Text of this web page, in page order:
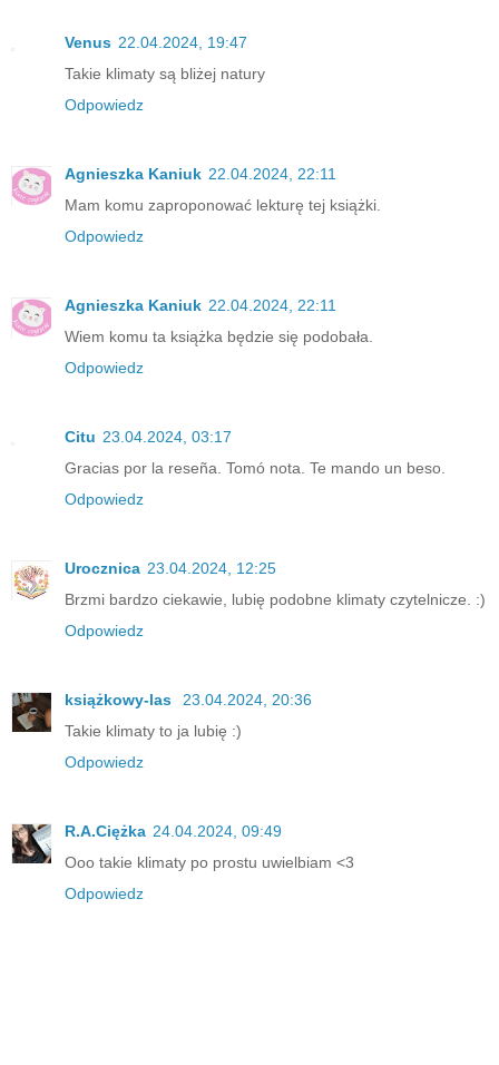
Venus 22.04.2024, 19:47
Takie klimaty są bliżej natury
Odpowiedz
Agnieszka Kaniuk 22.04.2024, 22:11
Mam komu zaproponować lekturę tej książki.
Odpowiedz
Agnieszka Kaniuk 22.04.2024, 22:11
Wiem komu ta książka będzie się podobała.
Odpowiedz
Citu 23.04.2024, 03:17
Gracias por la reseña. Tomó nota. Te mando un beso.
Odpowiedz
Urocznica 23.04.2024, 12:25
Brzmi bardzo ciekawie, lubię podobne klimaty czytelnicze. :)
Odpowiedz
książkowy-las
23.04.2024, 20:36
Takie klimaty to ja lubię :)
Odpowiedz
R.A.Ciężka 24.04.2024, 09:49
Ooo takie klimaty po prostu uwielbiam <3
Odpowiedz